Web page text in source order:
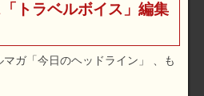
利用規約
広告メニュー・料金
トラベルボイス」編集
ガ「今日のヘッドライン」 、も